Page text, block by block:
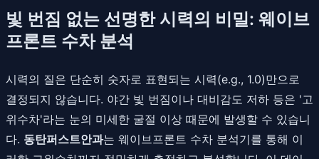
빛 번짐 없는 선명한 시력의 비밀: 웨이브
프론트 수차 분석
시력의 질은 단순히 숫자로 표현되는 시력(e.g., 1.0)만으로
결정되지 않습니다. 야간 빛 번짐이나 대비감도 저하 등은 '고
위수차'라는 눈의 미세한 굴절 이상 때문에 발생할 수 있습니
다. 동탄퍼스트안과는 웨이브프론트 수차 분석기를 통해 이